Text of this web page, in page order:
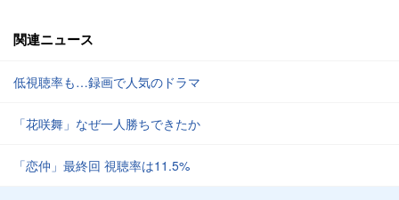
関連ニュース
低視聴率も…録画で人気のドラマ
「花咲舞」なぜ一人勝ちできたか
「恋仲」最終回 視聴率は11.5%